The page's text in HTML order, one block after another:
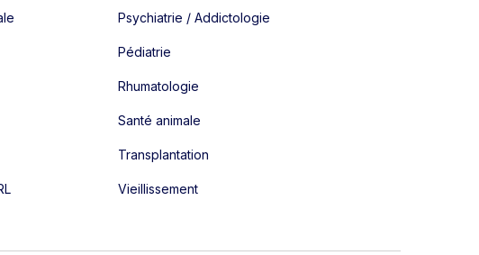
Psychiatrie / Addictologie
Pédiatrie
Rhumatologie
Santé animale
Transplantation
Vieillissement